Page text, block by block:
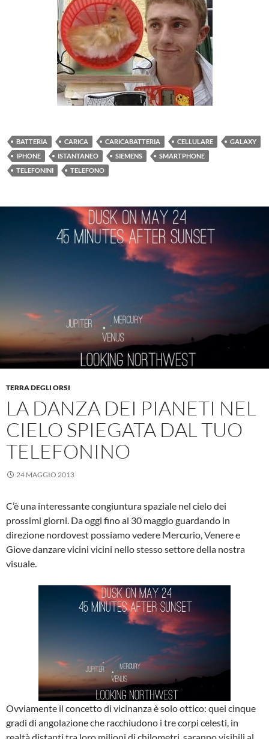
BATTERIA CARICA CARICABATTERIA CELLULARE
GALAXY
IPHONE
ISTANTANEO SIEMENS
SMARTPHONE
TELEFONINI
TELEFONO
TERRA DEGLI ORSI
LA DANZA DEI PIANETI NEL
CIELO SPIEGATA DAL TUO
TELEFONINO
24 MAGGIO 2013
C’è una interessante congiuntura spaziale nel cielo dei
prossimi giorni. Da oggi fino al 30 maggio guardando in
direzione nordovest possiamo vedere Mercurio, Venere e
Giove danzare vicini vicini nello stesso settore della nostra
visuale.
Ovviamente il concetto di vicinanza è solo ottico: quei cinque
gradi di angolazione che racchiudono i tre corpi celesti, in